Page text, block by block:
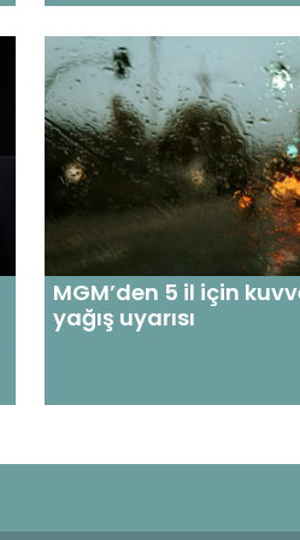
MGM’den 5 il için
yağış uyarısı